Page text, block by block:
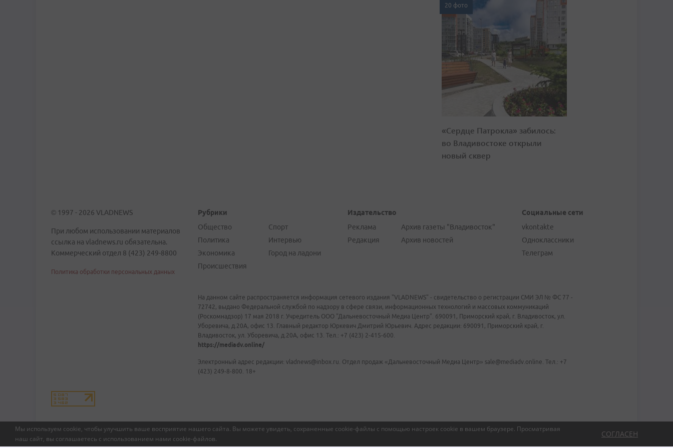
Мы используем cookie, чтобы улучшить ваше восприятие нашего сайта. Вы можете увидеть, сохраненные cookie-файлы с помощью настроек cookie в вашем браузере. Просматривая
наш сайт, вы соглашаетесь с использованием нами cookie-файлов.
СОГЛАСЕН
20 фото
«Сердце Патрокла» забилось:
во Владивостоке открыли
новый сквер
© 1997 - 2026 VLADNEWS
При любом использовании материалов
ссылка на vladnews.ru обязательна.
Коммерческий отдел 8 (423) 249-8800
Политика обработки персональных данных
Рубрики
Общество
Политика
Экономика
Происшествия
Спорт
Интервью
Город на ладони
Издательство
Реклама
Редакция
Архив газеты "Владивосток"
Архив новостей
Социальные сети
vkontakte
Одноклассники
Телеграм
На данном сайте распространяется информация сетевого издания "VLADNEWS" - свидетельство о регистрации СМИ ЭЛ № ФС 77 -
72742, выдано Федеральной службой по надзору в сфере связи, информационных технологий и массовых коммуникаций
(Роскомнадзор) 17 мая 2018 г. Учредитель ООО "Дальневосточный Медиа Центр". 690091, Приморский край, г. Владивосток, ул.
Уборевича, д.20А, офис 13. Главный редактор Юркевич Дмитрий Юрьевич. Адрес редакции: 690091, Приморский край, г.
Владивосток, ул. Уборевича, д.20А, офис 13. Тел.: +7 (423) 2-415-600.
https://mediadv.online/
Электронный адрес редакции: vladnews@inbox.ru. Отдел продаж «Дальневосточный Медиа Центр» sale@mediadv.online. Тел.: +7
(423) 249-8-800. 18+